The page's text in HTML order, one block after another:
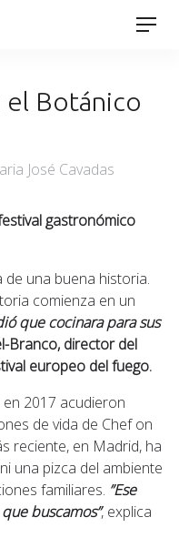
el Botánico
José Cavadas
gastronómico
de una buena historia.
comienza en un
que cocinara para sus
Branco, director del
europeo del fuego.
2017 acudieron
de vida de Chef on
reciente, en Madrid, ha
una pizca del ambiente
familiares. ”Ese
buscamos”, explica